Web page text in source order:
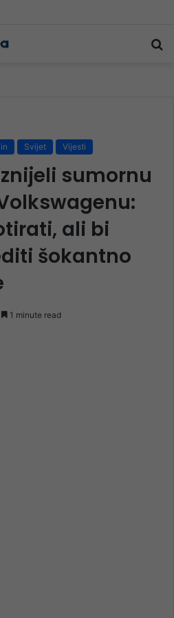
Svijet Vijesti
sumornu
ali bi
šokantno
1 minute read